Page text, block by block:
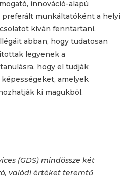
innováció-alapú
preferált munkáltatóként a helyi
kíván fenntartani.
abban, hogy tudatosan
legyenek a
hogy el tudják
amelyek
ki magukból.
(GDS) mindössze két
valódi értéket teremtő